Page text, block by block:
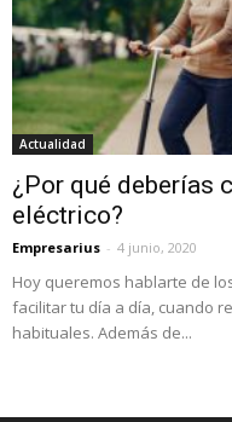
Actualidad
¿Por qué deberías
eléctrico?
Empresarius - 4 junio, 2020
Hoy queremos hablarte de
facilitar tu día a día, cuando
habituales. Además de...